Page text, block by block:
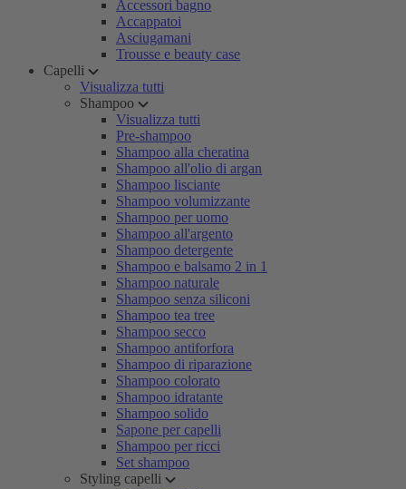
Accessori bagno
Accappatoi
Asciugamani
Trousse e beauty case
Capelli
Visualizza tutti
Shampoo
Visualizza tutti
Pre-shampoo
Shampoo alla cheratina
Shampoo all'olio di argan
Shampoo lisciante
Shampoo volumizzante
Shampoo per uomo
Shampoo all'argento
Shampoo detergente
Shampoo e balsamo 2 in 1
Shampoo naturale
Shampoo senza siliconi
Shampoo tea tree
Shampoo secco
Shampoo antiforfora
Shampoo di riparazione
Shampoo colorato
Shampoo idratante
Shampoo solido
Sapone per capelli
Shampoo per ricci
Set shampoo
Styling capelli